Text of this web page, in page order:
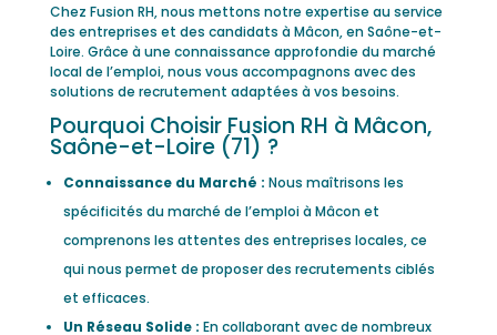
Chez Fusion RH, nous mettons notre expertise au service
des entreprises et des candidats à Mâcon, en Saône-et-
Loire. Grâce à une connaissance approfondie du marché
local de l’emploi, nous vous accompagnons avec des
solutions de recrutement adaptées à vos besoins.
Pourquoi Choisir Fusion RH à Mâcon,
Saône-et-Loire (71) ?
Connaissance du Marché : Nous maîtrisons les
spécificités du marché de l’emploi à Mâcon et
comprenons les attentes des entreprises locales, ce
qui nous permet de proposer des recrutements ciblés
et efficaces.
Un Réseau Solide : En collaborant avec de nombreux